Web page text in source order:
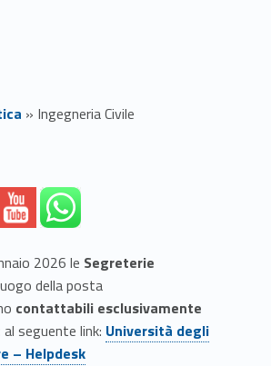
» Ingegneria Civile
3 Link identifier #identifier__48314-4
2026 le Segreterie
della posta
contattabili esclusivamente
al seguente link: Link identifier #identifier__66603-5
Università degli
– Helpdesk